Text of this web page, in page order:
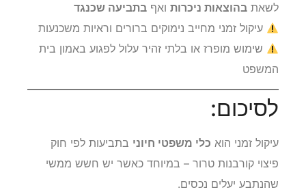
לשאת בהוצאות ניכרות ואף בתביעה שכנגד
עיקול זמני מחייב נימוקים ברורים וראיות משכנעות
שימוש מופרז או בלתי זהיר עלול לפגוע באמון בית
המשפט
לסיכום:
עיקול זמני הוא כלי משפטי חיוני בתביעות לפי חוק
פיצוי קורבנות טרור – במיוחד כאשר יש חשש ממשי
שהנתבע יעלים נכסים.